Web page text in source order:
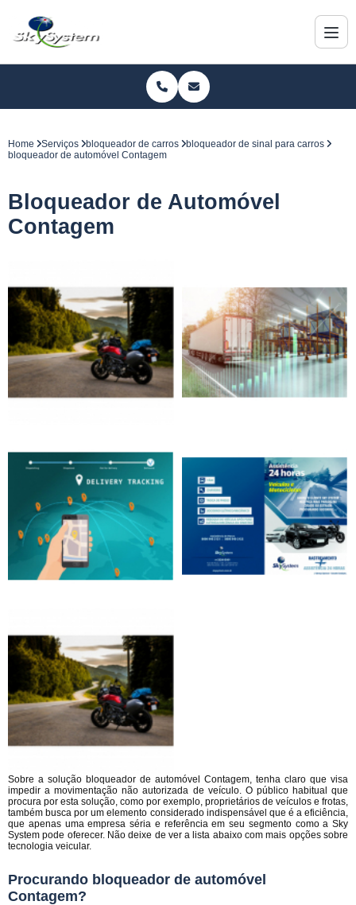
Home Serviços bloqueador de carros
bloqueador de sinal para carros
bloqueador de automóvel Contagem
Bloqueador de Automóvel
Contagem
Sobre a solução bloqueador de automóvel Contagem, tenha claro que visa
impedir a movimentação não autorizada de veículo. O público habitual que
procura por esta solução, como por exemplo, proprietários de veículos e frotas,
também busca por um elemento considerado indispensável que é a eficiência,
que apenas uma empresa séria e referência em seu segmento como a Sky
System pode oferecer. Não deixe de ver a lista abaixo com mais opções sobre
tecnologia veicular.
Procurando bloqueador de automóvel
Contagem?